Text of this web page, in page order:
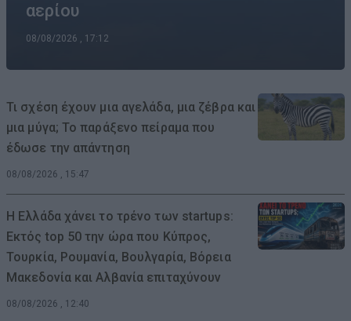
αερίου
08/08/2026 , 17:12
Τι σχέση έχουν μια αγελάδα, μια ζέβρα και
μια μύγα; Το παράξενο πείραμα που
έδωσε την απάντηση
08/08/2026 , 15:47
Η Ελλάδα χάνει το τρένο των startups:
Εκτός top 50 την ώρα που Κύπρος,
Τουρκία, Ρουμανία, Βουλγαρία, Βόρεια
Μακεδονία και Αλβανία επιταχύνουν
08/08/2026 , 12:40